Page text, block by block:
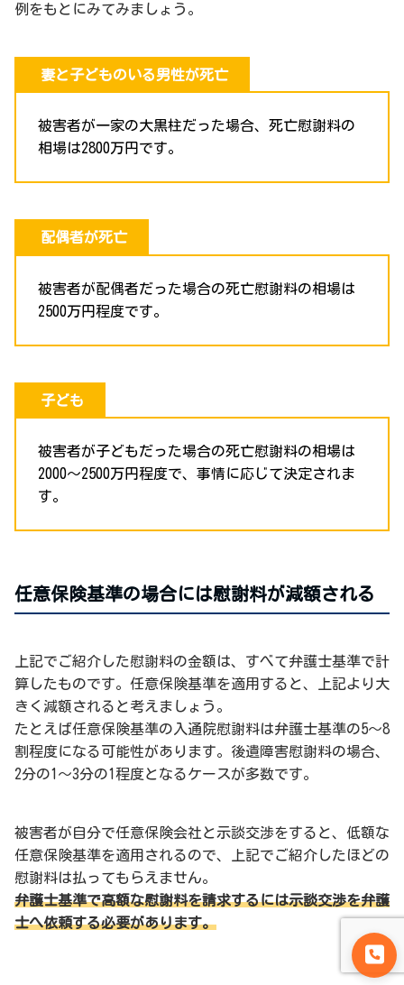
例をもとにみてみましょう。
妻と子どものいる男性が死亡
被害者が一家の大黒柱だった場合、死亡慰謝料の
相場は2800万円です。
配偶者が死亡
被害者が配偶者だった場合の死亡慰謝料の相場は
2500万円程度です。
子ども
被害者が子どもだった場合の死亡慰謝料の相場は
2000～2500万円程度で、事情に応じて決定されま
す。
任意保険基準の場合には慰謝料が減額される
上記でご紹介した慰謝料の金額は、すべて弁護士基準で計
算したものです。任意保険基準を適用すると、上記より大
きく減額されると考えましょう。
たとえば任意保険基準の入通院慰謝料は弁護士基準の5～8
割程度になる可能性があります。後遺障害慰謝料の場合、
2分の1～3分の1程度となるケースが多数です。
被害者が自分で任意保険会社と示談交渉をすると、低額な
任意保険基準を適用されるので、上記でご紹介したほどの
慰謝料は払ってもらえません。
弁護士基準で高額な慰謝料を請求するには示談交渉を弁護
士へ依頼する必要があります。